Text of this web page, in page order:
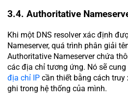
3.4. Authoritative
Khi một DNS resolver xác định
Nameserver, quá trình phân giải
Authoritative Nameserver chứa
các địa chỉ tương ứng. Nó sẽ cung
địa chỉ IP cần thiết bằng cách
ghi trong hệ thống của mình.